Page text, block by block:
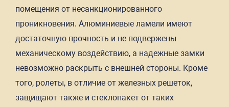
помещения от несанкционированного
проникновения. Алюминиевые ламели имеют
достаточную прочность и не подвержены
механическому воздействию, а надежные замки
невозможно раскрыть с внешней стороны. Кроме
того, ролеты, в отличие от железных решеток,
защищают также и стеклопакет от таких